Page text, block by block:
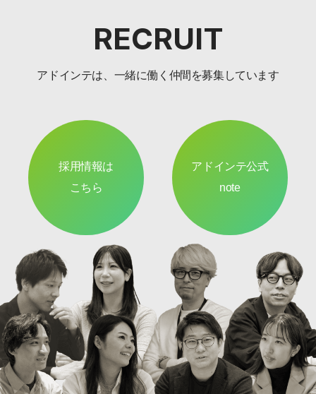
RECRUIT
アドインテは、一緒に働く仲間を募集しています
採用情報は
こちら
アドインテ公式
note